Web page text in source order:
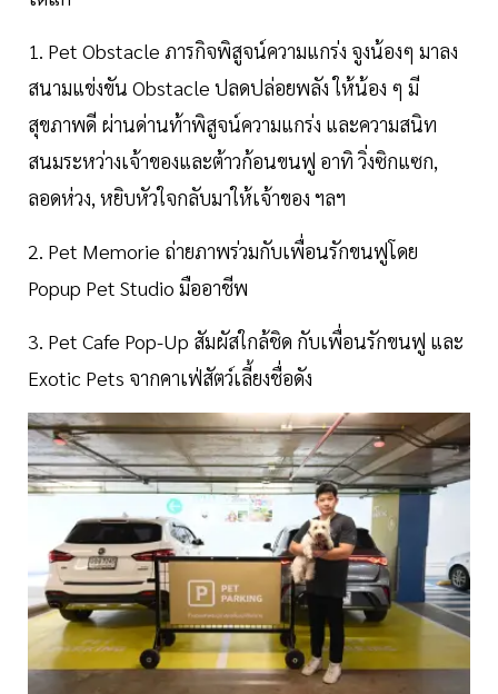
1. Pet Obstacle ภารกิจพิสูจน์ความแกร่ง จูงน้องๆ มาลง
สนามแข่งขัน Obstacle ปลดปล่อยพลัง ให้น้อง ๆ มี
สุขภาพดี ผ่านด่านท้าพิสูจน์ความแกร่ง และความสนิท
สนมระหว่างเจ้าของและต้าวก้อนขนฟู อาทิ วิ่งซิกแซก,
ลอดห่วง, หยิบหัวใจกลับมาให้เจ้าของ ฯลฯ
2. Pet Memorie ถ่ายภาพร่วมกับเพื่อนรักขนฟูโดย
Popup Pet Studio มืออาชีพ
3. Pet Cafe Pop-Up สัมผัสใกล้ชิด กับเพื่อนรักขนฟู และ
Exotic Pets จากคาเฟ่สัตว์เลี้ยงชื่อดัง